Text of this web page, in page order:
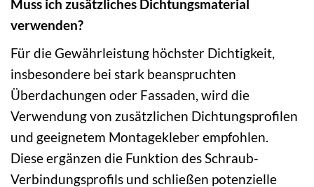
Muss ich zusätzliches Dichtungsmaterial
verwenden?
Für die Gewährleistung höchster Dichtigkeit,
insbesondere bei stark beanspruchten
Überdachungen oder Fassaden, wird die
Verwendung von zusätzlichen Dichtungsprofilen
und geeignetem Montagekleber empfohlen.
Diese ergänzen die Funktion des Schraub-
Verbindungsprofils und schließen potenzielle